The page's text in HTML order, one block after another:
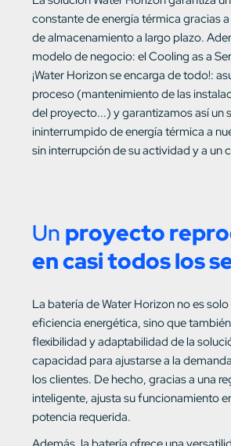
constante de energía térmica gracias
de almacenamiento a largo plazo.
modelo de negocio: el Cooling as a
¡Water Horizon se encarga de todo!:
proceso (mantenimiento de las
del proyecto...) y garantizamos así un
ininterrumpido de energía térmica a
sin interrupción de su actividad y a un
Un proyecto
en casi todos los
La batería de Water Horizon no es
eficiencia energética, sino que
flexibilidad y adaptabilidad de la
capacidad para ajustarse a la
los clientes. De hecho, gracias a una
inteligente, ajusta su funcionamiento
potencia requerida.